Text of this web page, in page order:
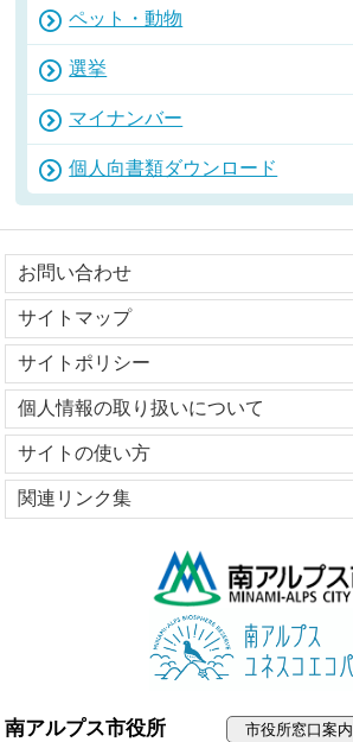
ペット・動物
選挙
マイナンバー
個人向書類ダウンロード
お問い合わせ
サイトマップ
サイトポリシー
個人情報の取り扱いについて
サイトの使い方
関連リンク集
南アルプス市役所 市役所窓口案内